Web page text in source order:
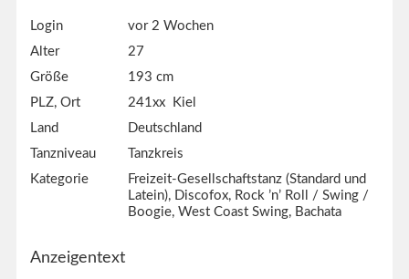
Login
vor 2 Wochen
Alter
27
Größe
193 cm
PLZ, Ort
241xx Kiel
Land
Deutschland
Tanzniveau
Tanzkreis
Kategorie
Freizeit-Gesellschaftstanz (Standard und
Latein), Discofox, Rock ’n’ Roll / Swing /
Boogie, West Coast Swing, Bachata
Anzeigentext